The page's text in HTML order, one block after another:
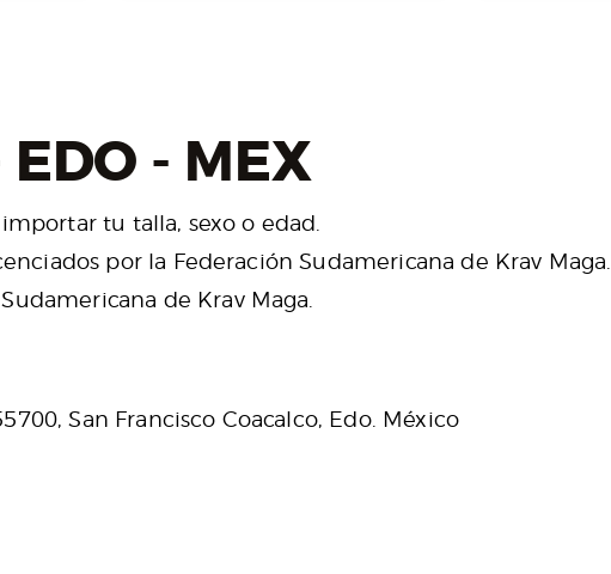
- MEX
tu talla, sexo o edad.
por la Federación Sudamericana de Krav Maga.
de Krav Maga.
San Francisco Coacalco, Edo. México